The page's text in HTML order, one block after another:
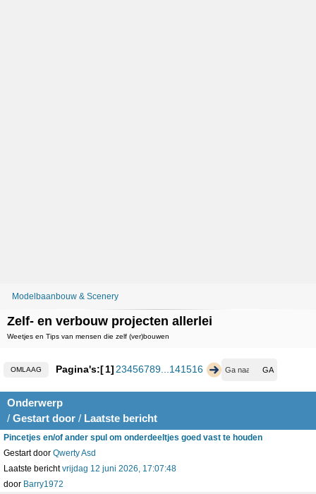
Modelbaanbouw & Scenery
Zelf- en verbouw projecten allerlei
Weetjes en Tips van mensen die zelf (ver)bouwen
OMLAAG Pagina's: 1 23456789...141516
Onderwerp
/ Gestart door / Laatste bericht
Pincetjes en/of ander spul om onderdeeltjes goed vast te houden
Gestart door Qwerty Asd
Laatste berichtvrijdag 12 juni 2026, 17:07:48
door Barry1972